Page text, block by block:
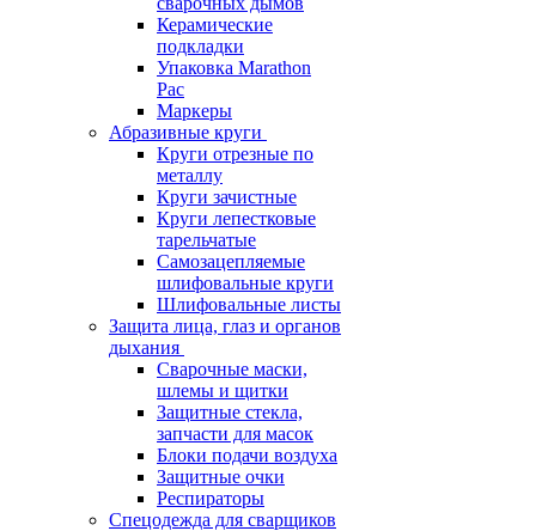
Керамические
подкладки
Упаковка Marathon
Pac
Маркеры
Абразивные круги
Круги отрезные по
металлу
Круги зачистные
Круги лепестковые
тарельчатые
Самозацепляемые
шлифовальные круги
Шлифовальные листы
Защита лица, глаз и органов
дыхания
Сварочные маски,
шлемы и щитки
Защитные стекла,
запчасти для масок
Блоки подачи воздуха
Защитные очки
Респираторы
Спецодежда для сварщиков